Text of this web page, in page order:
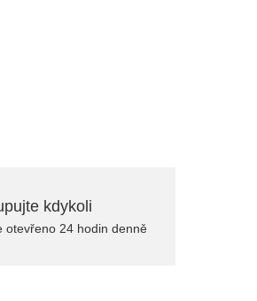
kdykoli
otevřeno 24 hodin denně